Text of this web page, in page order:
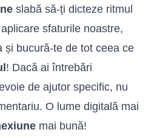
slabă să-ți dicteze ritmul
sfaturile noastre,
și bucură-te de tot ceea ce
! Dacă ai întrebări
de ajutor specific, nu
O lume digitală mai
mai bună!